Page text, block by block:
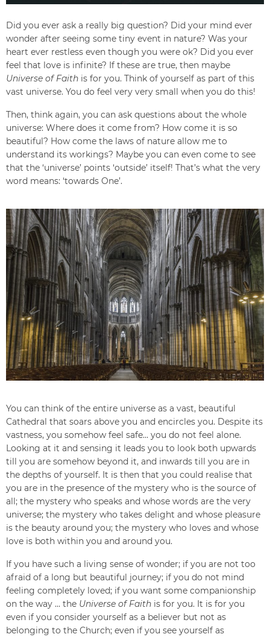
Did you ever ask a really big question? Did your mind ever
wonder after seeing some tiny event in nature? Was your
heart ever restless even though you were ok? Did you ever
feel that love is infinite? If these are true, then maybe
Universe of Faith is for you. Think of yourself as part of this
vast universe. You do feel very very small when you do this!
Then, think again, you can ask questions about the whole
universe: Where does it come from? How come it is so
beautiful? How come the laws of nature allow me to
understand its workings? Maybe you can even come to see
that the ‘universe’ points ‘outside’ itself! That’s what the very
word means: ‘towards One’.
You can think of the entire universe as a vast, beautiful
Cathedral that soars above you and encircles you. Despite its
vastness, you somehow feel safe… you do not feel alone.
Looking at it and sensing it leads you to look both upwards
till you are somehow beyond it, and inwards till you are in
the depths of yourself. It is then that you could realise that
you are in the presence of the mystery who is the source of
all; the mystery who speaks and whose words are the very
universe; the mystery who takes delight and whose pleasure
is the beauty around you; the mystery who loves and whose
love is both within you and around you.
If you have such a living sense of wonder; if you are not too
afraid of a long but beautiful journey; if you do not mind
feeling completely loved; if you want some companionship
on the way … the Universe of Faith is for you. It is for you
even if you consider yourself as a believer but not as
belonging to the Church; even if you see yourself as